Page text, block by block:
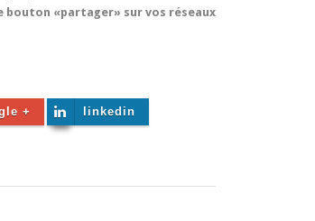
bouton «partager» sur vos réseaux
+ linkedin